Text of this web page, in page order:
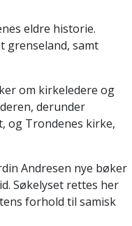
eldre historie.
grenseland, samt
om kirkeledere og
derunder
og Trondenes kirke,
Andresen nye bøker
Søkelyset rettes her
forhold til samisk